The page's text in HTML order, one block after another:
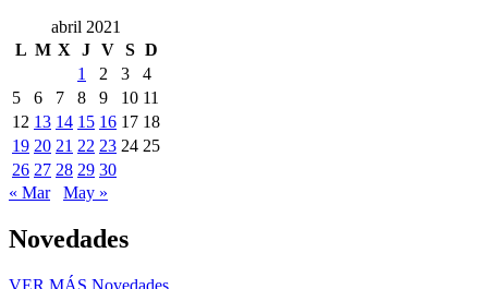
abril 2021
L M X J V S D
1
2 3
4
5
6 7 8 9 10 11
12 13 14 15 16 17 18
19 20 21 22 23 24 25
26 27 28 29 30
« Mar
May »
Novedades
VER MÁS Novedades